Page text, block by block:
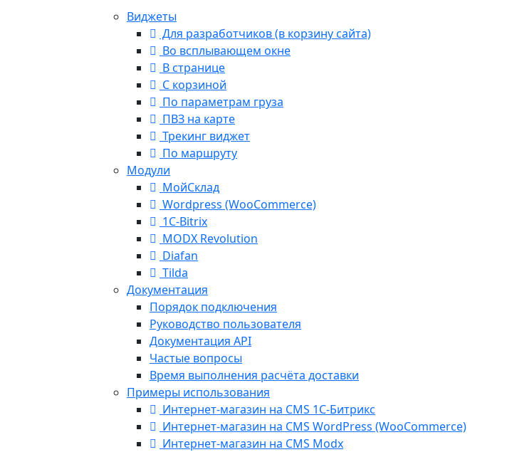
Виджеты
Для разработчиков (в корзину сайта)
Во всплывающем окне
В странице
С корзиной
По параметрам груза
ПВЗ на карте
Трекинг виджет
По маршруту
Модули
МойСклад
Wordpress (WooCommerce)
1С-Bitrix
MODX Revolution
Diafan
Tilda
Документация
Порядок подключения
Руководство пользователя
Документация API
Частые вопросы
Время выполнения расчёта доставки
Примеры использования
Интернет-магазин на CMS 1С-Битрикс
Интернет-магазин на CMS WordPress (WooCommerce)
Интернет-магазин на CMS Modx